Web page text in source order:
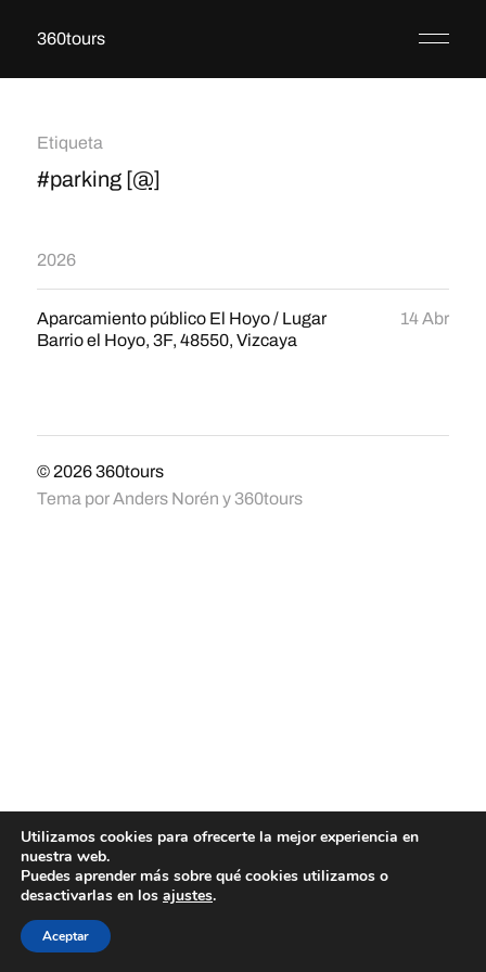
360tours
Etiqueta
#parking [@]
2026
Aparcamiento público El Hoyo / Lugar
Barrio el Hoyo, 3F, 48550, Vizcaya
14 Abr
© 2026360tours
Tema porAnders Norén y360tours
Utilizamos cookies para ofrecerte la mejor experiencia en
nuestra web.
Puedes aprender más sobre qué cookies utilizamos o
desactivarlas en los ajustes.
Aceptar